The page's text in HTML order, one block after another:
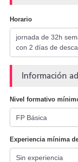
Horario
Información
Nivel formativo
Experiencia mínima